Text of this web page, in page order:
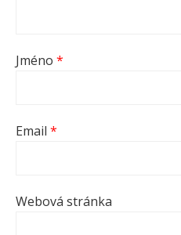
Jméno *
Email *
Webová stránka